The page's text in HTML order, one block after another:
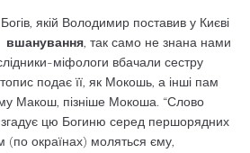
якій Володимир поставив у Києві
вшанування , так само не знана нами
міфологи вбачали сестру
подає її, як Мокошь, а інші пам
Макош, пізніше Мокоша. “Слово
згадує цю Богиню серед першорядних
(по окраїнах) моляться єму,